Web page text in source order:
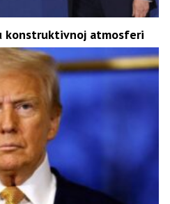
konstruktivnoj atmosferi